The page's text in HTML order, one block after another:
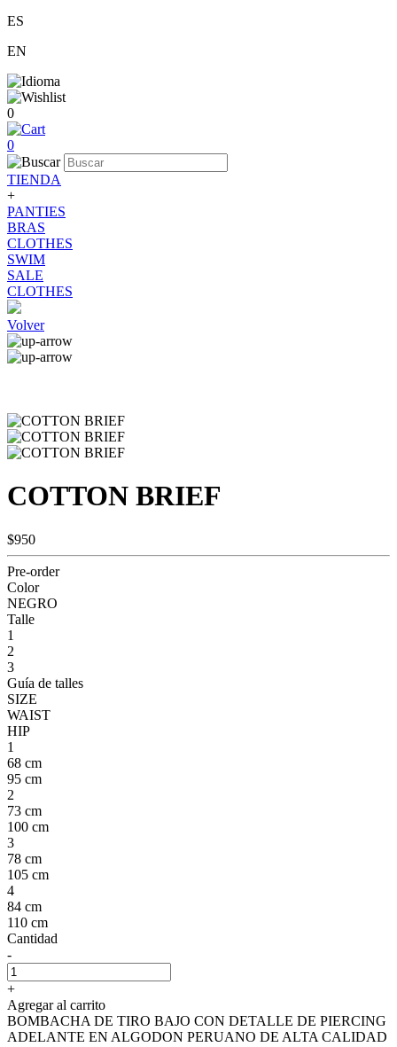
ES
EN
0
0
TIENDA
+
PANTIES
BRAS
CLOTHES
SWIM
SALE
CLOTHES
Volver
COTTON BRIEF
$950
Pre-order
Color
NEGRO
Talle
1
2
3
Guía de talles
SIZE
WAIST
HIP
1
68 cm
95 cm
2
73 cm
100 cm
3
78 cm
105 cm
4
84 cm
110 cm
Cantidad
-
+
Agregar al carrito
BOMBACHA DE TIRO BAJO CON DETALLE DE PIERCING
ADELANTE EN ALGODON PERUANO DE ALTA CALIDAD